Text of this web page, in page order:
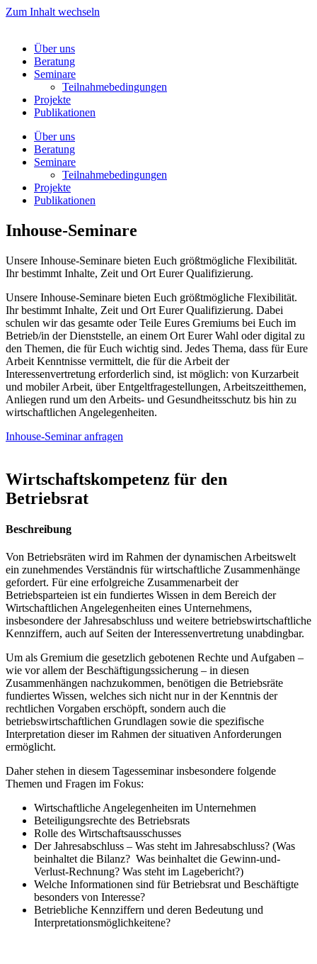
Zum Inhalt wechseln
Über uns
Beratung
Seminare
Teilnahmebedingungen
Projekte
Publikationen
Über uns
Beratung
Seminare
Teilnahmebedingungen
Projekte
Publikationen
Inhouse-Seminare
Unsere Inhouse-Seminare bieten Euch größtmögliche Flexibilität.
Ihr bestimmt Inhalte, Zeit und Ort Eurer Qualifizierung.
Unsere Inhouse-Seminare bieten Euch größtmögliche Flexibilität.
Ihr bestimmt Inhalte, Zeit und Ort Eurer Qualifizierung. Dabei
schulen wir das gesamte oder Teile Eures Gremiums bei Euch im
Betrieb/in der Dienststelle, an einem Ort Eurer Wahl oder digital zu
den Themen, die für Euch wichtig sind. Jedes Thema, dass für Eure
Arbeit Kenntnisse vermittelt, die für die Arbeit der
Interessenvertretung erforderlich sind, ist möglich: von Kurzarbeit
und mobiler Arbeit, über Entgeltfragestellungen, Arbeitszeitthemen,
Anliegen rund um den Arbeits- und Gesundheitsschutz bis hin zu
wirtschaftlichen Angelegenheiten.
Inhouse-Seminar anfragen
Wirtschaftskompetenz für den
Betriebsrat
Beschreibung
Von Betriebsräten wird im Rahmen der dynamischen Arbeitswelt
ein zunehmendes Verständnis für wirtschaftliche Zusammenhänge
gefordert. Für eine erfolgreiche Zusammenarbeit der
Betriebsparteien ist ein fundiertes Wissen in dem Bereich der
Wirtschaftlichen Angelegenheiten eines Unternehmens,
insbesondere der Jahresabschluss und weitere betriebswirtschaftliche
Kennziffern, auch auf Seiten der Interessenvertretung unabdingbar.
Um als Gremium die gesetzlich gebotenen Rechte und Aufgaben –
wie vor allem der Beschäftigungssicherung – in diesen
Zusammenhängen nachzukommen, benötigen die Betriebsräte
fundiertes Wissen, welches sich nicht nur in der Kenntnis der
rechtlichen Vorgaben erschöpft, sondern auch die
betriebswirtschaftlichen Grundlagen sowie die spezifische
Interpretation dieser im Rahmen der situativen Anforderungen
ermöglicht.
Daher stehen in diesem Tagesseminar insbesondere folgende
Themen und Fragen im Fokus:
Wirtschaftliche Angelegenheiten im Unternehmen
Beteiligungsrechte des Betriebsrats
Rolle des Wirtschaftsausschusses
Der Jahresabschluss – Was steht im Jahresabschluss? (Was
beinhaltet die Bilanz? Was beinhaltet die Gewinn-und-
Verlust-Rechnung? Was steht im Lagebericht?)
Welche Informationen sind für Betriebsrat und Beschäftigte
besonders von Interesse?
Betriebliche Kennziffern und deren Bedeutung und
Interpretationsmöglichkeitene?